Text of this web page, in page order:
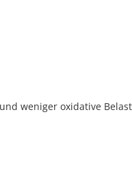
weniger oxidative